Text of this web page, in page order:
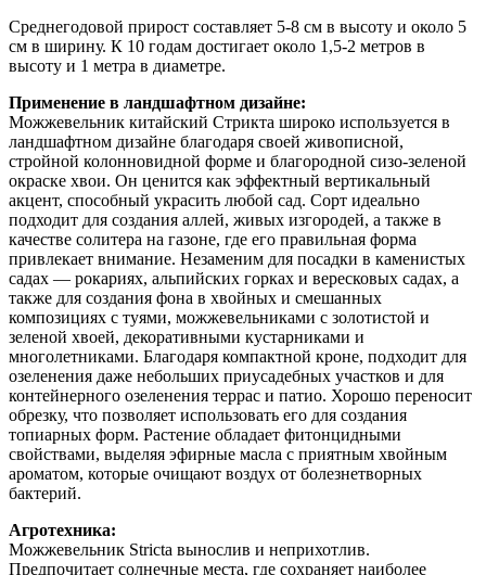
Среднегодовой прирост составляет 5-8 см в высоту и около 5
см в ширину. К 10 годам достигает около 1,5-2 метров в
высоту и 1 метра в диаметре.
Применение в ландшафтном дизайне:
Можжевельник китайский Стрикта широко используется в
ландшафтном дизайне благодаря своей живописной,
стройной колонновидной форме и благородной сизо-зеленой
окраске хвои. Он ценится как эффектный вертикальный
акцент, способный украсить любой сад. Сорт идеально
подходит для создания аллей, живых изгородей, а также в
качестве солитера на газоне, где его правильная форма
привлекает внимание. Незаменим для посадки в каменистых
садах — рокариях, альпийских горках и вересковых садах, а
также для создания фона в хвойных и смешанных
композициях с туями, можжевельниками с золотистой и
зеленой хвоей, декоративными кустарниками и
многолетниками. Благодаря компактной кроне, подходит для
озеленения даже небольших приусадебных участков и для
контейнерного озеленения террас и патио. Хорошо переносит
обрезку, что позволяет использовать его для создания
топиарных форм. Растение обладает фитонцидными
свойствами, выделяя эфирные масла с приятным хвойным
ароматом, которые очищают воздух от болезнетворных
бактерий.
Агротехника:
Можжевельник Stricta вынослив и неприхотлив.
Предпочитает солнечные места, где сохраняет наиболее